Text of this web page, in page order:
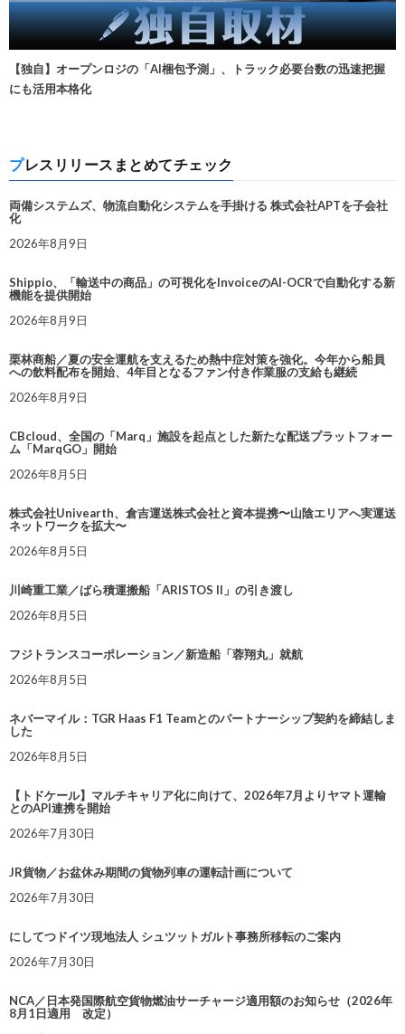
【独自】オープンロジの「AI梱包予測」、トラック必要台数の迅速把握
にも活用本格化
プレスリリースまとめてチェック
両備システムズ、物流自動化システムを手掛ける 株式会社APTを子会社
化
2026年8月9日
Shippio、「輸送中の商品」の可視化をInvoiceのAI-OCRで自動化する新
機能を提供開始
2026年8月9日
栗林商船／夏の安全運航を支えるため熱中症対策を強化。今年から船員
への飲料配布を開始、4年目となるファン付き作業服の支給も継続
2026年8月9日
CBcloud、全国の「Marq」施設を起点とした新たな配送プラットフォー
ム「MarqGO」開始
2026年8月5日
株式会社Univearth、倉吉運送株式会社と資本提携〜山陰エリアへ実運送
ネットワークを拡大〜
2026年8月5日
川崎重工業／ばら積運搬船「ARISTOS II」の引き渡し
2026年8月5日
フジトランスコーポレーション／新造船「蓉翔丸」就航
2026年8月5日
ネバーマイル：TGR Haas F1 Teamとのパートナーシップ契約を締結しま
した
2026年8月5日
【トドケール】マルチキャリア化に向けて、2026年7月よりヤマト運輸
とのAPI連携を開始
2026年7月30日
JR貨物／お盆休み期間の貨物列車の運転計画について
2026年7月30日
にしてつドイツ現地法人 シュツットガルト事務所移転のご案内
2026年7月30日
NCA／日本発国際航空貨物燃油サーチャージ適用額のお知らせ（2026年
8月1日適用 改定）